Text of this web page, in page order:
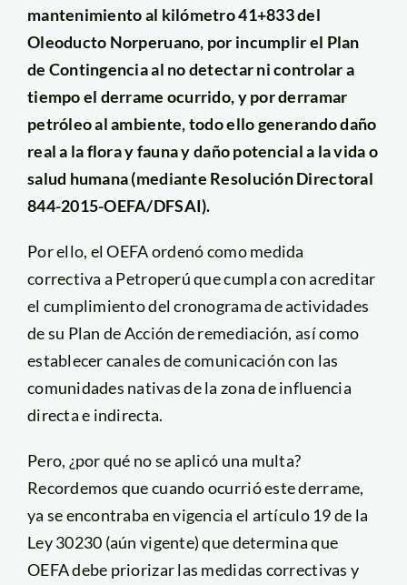
mantenimiento al kilómetro 41+833 del
Oleoducto Norperuano, por incumplir el Plan
de Contingencia al no detectar ni controlar a
tiempo el derrame ocurrido, y por derramar
petróleo al ambiente, todo ello generando daño
real a la flora y fauna y daño potencial a la vida o
salud humana (mediante Resolución Directoral
844-2015-OEFA/DFSAI).
Por ello, el OEFA ordenó como medida
correctiva a Petroperú que cumpla con acreditar
el cumplimiento del cronograma de actividades
de su Plan de Acción de remediación, así como
establecer canales de comunicación con las
comunidades nativas de la zona de influencia
directa e indirecta.
Pero, ¿por qué no se aplicó una multa?
Recordemos que cuando ocurrió este derrame,
ya se encontraba en vigencia el artículo 19 de la
Ley 30230 (aún vigente) que determina que
OEFA debe priorizar las medidas correctivas y